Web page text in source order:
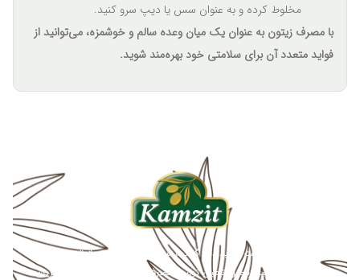
مخلوط کرده و به عنوان سس یا دیپ سرو کنید.
با مصرف زیتون به عنوان یک میان وعده سالم و خوشمزه، می‌توانید از
فواید متعدد آن برای سلامتی خود بهره‌مند شوید.
شرکت کشت و صنعت سفید دانه گنبد در سال 1376 با هدف سازماندهی و ایجاد
ارتباط مستقیم بین زنجیره تامین، تولید و مصرف، افزایش رضایتمندی مشتریان،